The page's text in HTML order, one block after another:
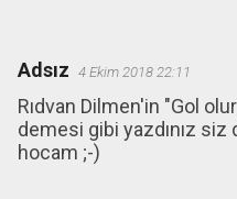
Adsız 4 Ekim 2018 22:11
Rıdvan Dilmen'in "Gol
demesi gibi yazdınız siz
hocam ;-)